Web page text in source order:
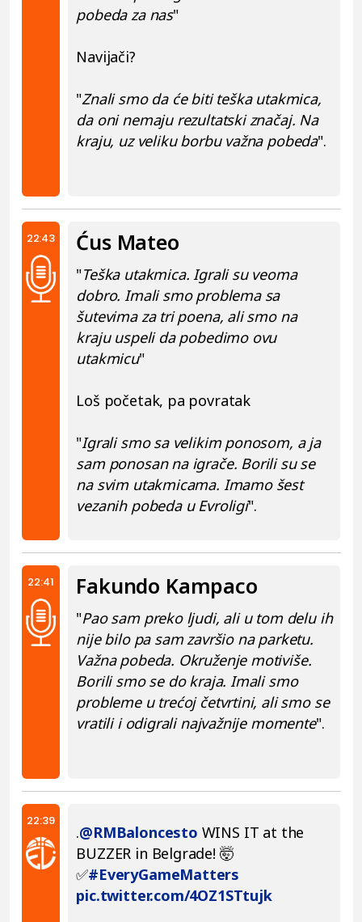
pobeda za nas"
Navijači?
"Znali smo da će biti teška utakmica,
da oni nemaju rezultatski značaj. Na
kraju, uz veliku borbu važna pobeda".
22:43 Ćus Mateo
"Teška utakmica. Igrali su veoma
dobro. Imali smo problema sa
šutevima za tri poena, ali smo na
kraju uspeli da pobedimo ovu
utakmicu"
Loš početak, pa povratak
"Igrali smo sa velikim ponosom, a ja
sam ponosan na igrače. Borili su se
na svim utakmicama. Imamo šest
vezanih pobeda u Evroligi".
22:41 Fakundo Kampaco
"Pao sam preko ljudi, ali u tom delu ih
nije bilo pa sam završio na parketu.
Važna pobeda. Okruženje motiviše.
Borili smo se do kraja. Imali smo
probleme u trećoj četvrtini, ali smo se
vratili i odigrali najvažnije momente".
22:39
.@RMBaloncesto WINS IT at the
BUZZER in Belgrade! 🤯
✅#EveryGameMatters
pic.twitter.com/4OZ1STtujk